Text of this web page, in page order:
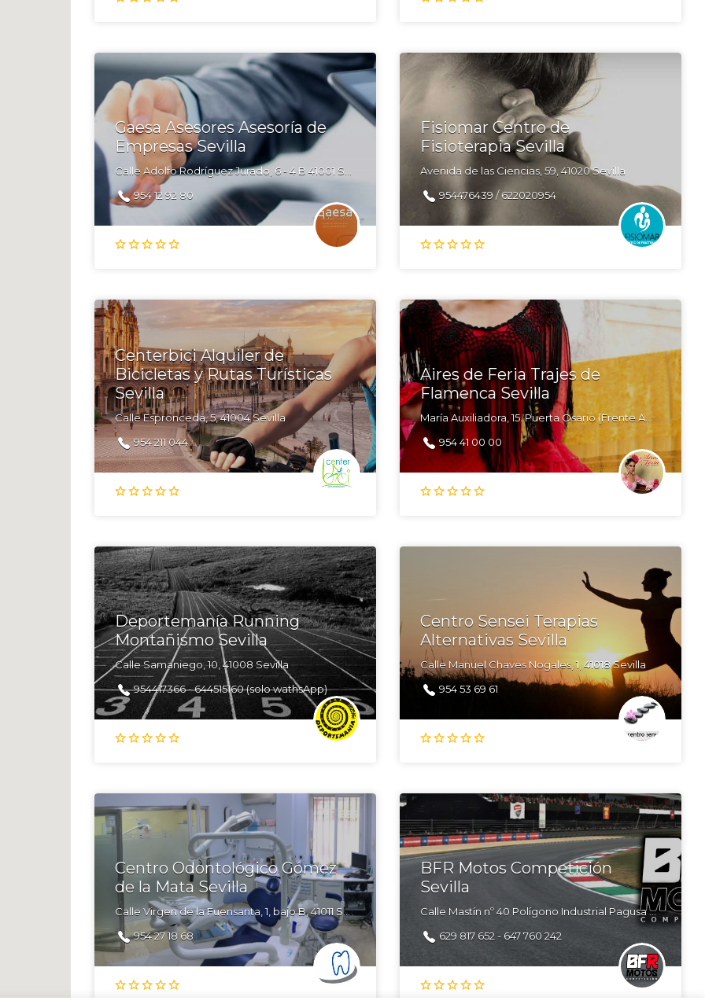
Gaesa Asesores Asesoría de
Empresas Sevilla
954 12 92 80
Fisiomar Centro de
Fisioterapia Sevilla
Avenida de las Ciencias, 59, 41020 Sevilla
954476439 / 622020954
Centerbici Alquiler de
Bicicletas y Rutas Turísticas
Sevilla
Calle Espronceda, 5, 41004 Sevilla
954 211 044
Aires de Feria Trajes de
Flamenca Sevilla
María Auxiliadora, 15. Puerta Osario (Frente Ambulatorio) 41003 Sevilla
954 41 00 00
Deportemanía Running
Montañismo Sevilla
Calle Samaniego, 10, 41008 Sevilla
954417366 - 644515160 (solo wathsApp)
Centro Sensei Terapias
Alternativas Sevilla
Calle Manuel Chaves Nogales, 1, 41018 Sevilla
954 53 69 61
Centro Odontológico Gómez
de la Mata Sevilla
Calle Virgen de la Fuensanta, 1, bajo B, 41011 Sevilla
954 27 18 68
BFR Motos Competición
Sevilla
Calle Mastín nº 40 Polígono Industrial Pagusa 41007 Sevilla
629 817 652 - 647 760 242